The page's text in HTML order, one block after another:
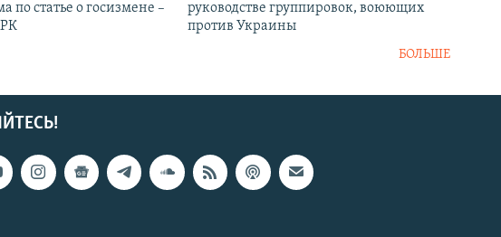
по статье о госизмене –
руководстве группировок, воюющих
против Украины
БОЛЬШЕ